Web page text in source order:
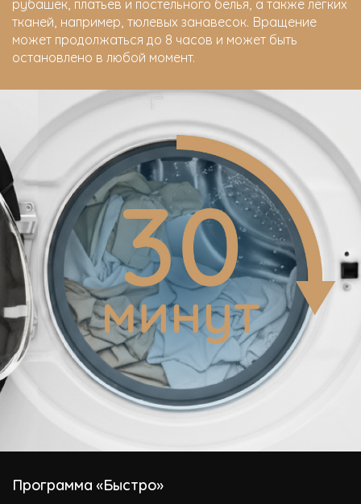
тканей, например, тюлевых занавесок. Вращение
может продолжаться до 8 часов и может быть
остановлено в любой момент.
Программа «Быстро»